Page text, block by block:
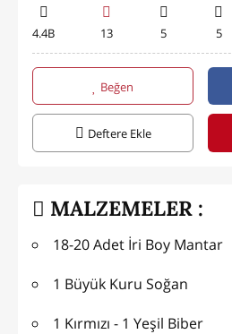
4.4B 13 5 5
Beğen
Deftere Ekle
MALZEMELER :
18-20 Adet İri Boy Mantar
1 Büyük Kuru Soğan
1 Kırmızı - 1 Yeşil Biber